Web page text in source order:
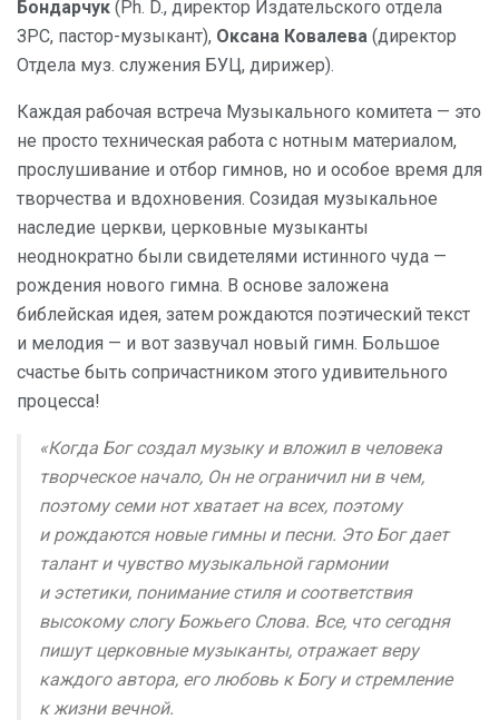
Бондарчук (Ph. D., директор Издательского отдела
ЗРС, пастор-музыкант), Оксана Ковалева (директор
Отдела муз. служения БУЦ, дирижер).
Каждая рабочая встреча Музыкального комитета — это
не просто техническая работа с нотным материалом,
прослушивание и отбор гимнов, но и особое время для
творчества и вдохновения. Созидая музыкальное
наследие церкви, церковные музыканты
неоднократно были свидетелями истинного чуда —
рождения нового гимна. В основе заложена
библейская идея, затем рождаются поэтический текст
и мелодия — и вот зазвучал новый гимн. Большое
счастье быть сопричастником этого удивительного
процесса!
«Когда Бог создал музыку и вложил в человека
творческое начало, Он не ограничил ни в чем,
поэтому семи нот хватает на всех, поэтому
и рождаются новые гимны и песни. Это Бог дает
талант и чувство музыкальной гармонии
и эстетики, понимание стиля и соответствия
высокому слогу Божьего Слова. Все, что сегодня
пишут церковные музыканты, отражает веру
каждого автора, его любовь к Богу и стремление
к жизни вечной.